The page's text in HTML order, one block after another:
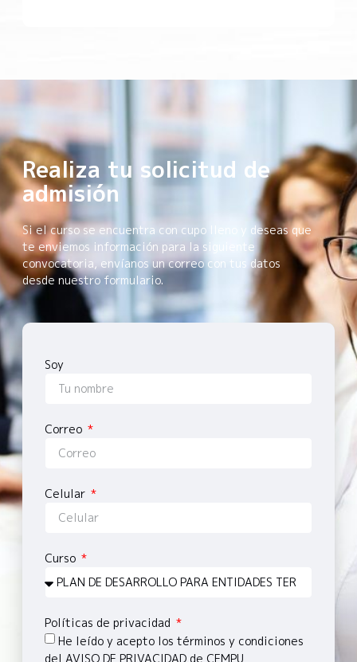
Realiza tu solicitud de
admisión
Si el curso se encuentra con cupo lleno y deseas que
te enviemos información para la siguiente
convocatoria, envíanos un correo con tus datos
desde nuestro formulario.
Soy
Correo
Celular
Curso
Políticas de privacidad
He leído y acepto los términos y condiciones
del AVISO DE PRIVACIDAD de CEMPU